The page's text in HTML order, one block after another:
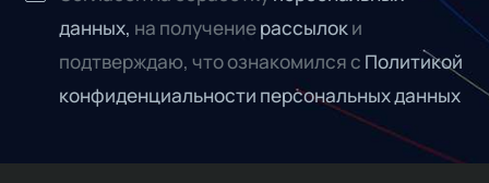
данных, на получениерассылоки
подтверждаю, что ознакомился с Политикой
конфиденциальности персональных данных